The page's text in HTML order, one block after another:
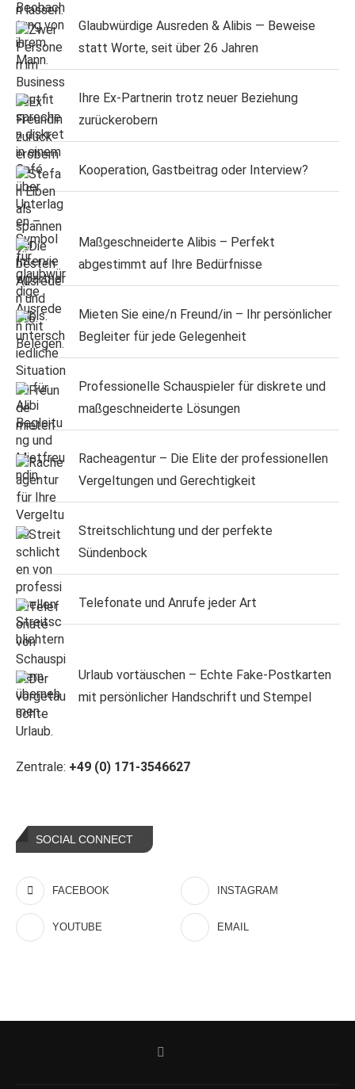
Glaubwürdige Ausreden & Alibis — Beweise
statt Worte, seit über 26 Jahren
Ihre Ex-Partnerin trotz neuer Beziehung
zurückerobern
Kooperation, Gastbeitrag oder Interview?
Maßgeschneiderte Alibis – Perfekt
abgestimmt auf Ihre Bedürfnisse
Mieten Sie eine/n Freund/in – Ihr persönlicher
Begleiter für jede Gelegenheit
Professionelle Schauspieler für diskrete und
maßgeschneiderte Lösungen
Racheagentur – Die Elite der professionellen
Vergeltungen und Gerechtigkeit
Streitschlichtung und der perfekte
Sündenbock
Telefonate und Anrufe jeder Art
Urlaub vortäuschen – Echte Fake-Postkarten
mit persönlicher Handschrift und Stempel
Zentrale: +49 (0) 171-3546627
SOCIAL CONNECT
FACEBOOK INSTAGRAM
YOUTUBE EMAIL